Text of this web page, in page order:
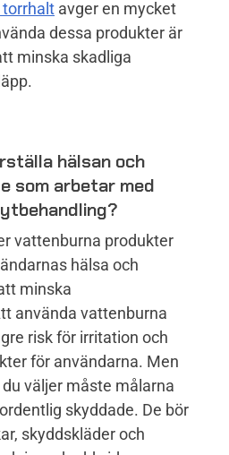
torrhalt avger en mycket
dessa produkter är
minska skadliga
hälsan och
som arbetar med
vattenburna produkter
hälsa och
minska
använda vattenburna
risk för irritation och
för användarna. Men
väljer måste målarna
skyddade. De bör
skyddskläder och